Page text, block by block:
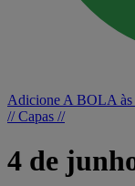
Adicione A BOLA às
// Capas //
4 de